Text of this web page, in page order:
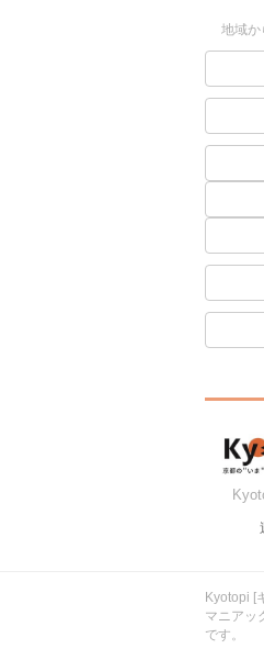
地域か
Kyotopi [
マニアッ
です。